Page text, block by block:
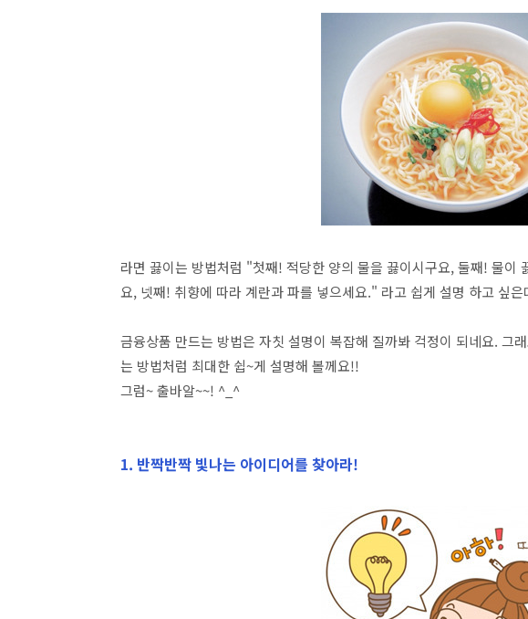
라면 끓이는 방법처럼 "첫째! 적당한 양의 물을 끓이시구요, 둘째! 물이
요, 넷째! 취향에 따라 계란과 파를 넣으세요." 라고 쉽게 설명 하고 싶은
금융상품 만드는 방법은 자칫 설명이 복잡해 질까봐 걱정이 되네요. 그
는 방법처럼 최대한 쉽~게 설명해 볼께요!!
그럼~ 출바알~~! ^_^
1. 반짝반짝 빛나는 아이디어를 찾아라!